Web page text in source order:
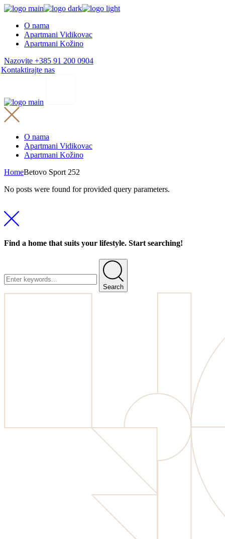
Skip
content
O nama
Apartmani Vidikovac
Apartmani Kožino
Nazovite +385 91 200 0904
Kontaktirajte nas
O nama
Apartmani Vidikovac
Apartmani Kožino
HomeBetovo Sport 252
No posts were found for provided query parameters.
Find a home that suits your lifestyle. Start searching!
Search